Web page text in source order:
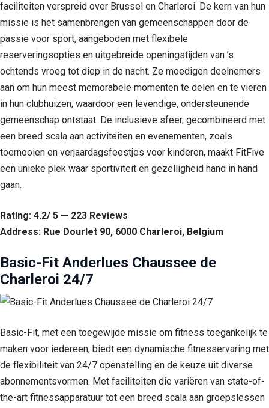
faciliteiten verspreid over Brussel en Charleroi. De kern van hun
missie is het samenbrengen van gemeenschappen door de
passie voor sport, aangeboden met flexibele
reserveringsopties en uitgebreide openingstijden van ’s
ochtends vroeg tot diep in de nacht. Ze moedigen deelnemers
aan om hun meest memorabele momenten te delen en te vieren
in hun clubhuizen, waardoor een levendige, ondersteunende
gemeenschap ontstaat. De inclusieve sfeer, gecombineerd met
een breed scala aan activiteiten en evenementen, zoals
toernooien en verjaardagsfeestjes voor kinderen, maakt FitFive
een unieke plek waar sportiviteit en gezelligheid hand in hand
gaan.
Rating: 4.2/ 5 — 223 Reviews
Address: Rue Dourlet 90, 6000 Charleroi, Belgium
Basic-Fit Anderlues Chaussee de
Charleroi 24/7
Basic-Fit, met een toegewijde missie om fitness toegankelijk te
maken voor iedereen, biedt een dynamische fitnesservaring met
de flexibiliteit van 24/7 openstelling en de keuze uit diverse
abonnementsvormen. Met faciliteiten die variëren van state-of-
the-art fitnessapparatuur tot een breed scala aan groepslessen